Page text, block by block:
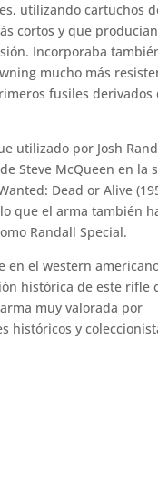
utilizando cartuchos
cortos y que
Incorporaba
mucho más
fusiles derivados
utilizado por Josh
Steve McQueen en la
Dead or Alive
que el arma también
Randall Special.
en el western
histórica de este rifle
muy valorada por
históricos y